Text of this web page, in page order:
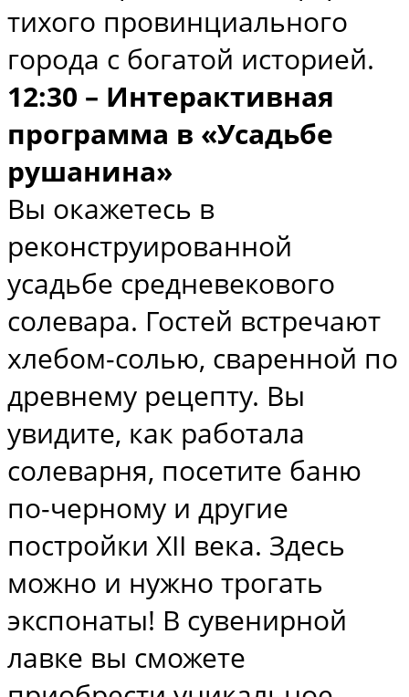
тихого провинциального
города с богатой историей.
12:30 – Интерактивная
программа в «Усадьбе
рушанина»
Вы окажетесь в
реконструированной
усадьбе средневекового
солевара. Гостей встречают
хлебом-солью, сваренной по
древнему рецепту. Вы
увидите, как работала
солеварня, посетите баню
по-черному и другие
постройки XII века. Здесь
можно и нужно трогать
экспонаты! В сувенирной
лавке вы сможете